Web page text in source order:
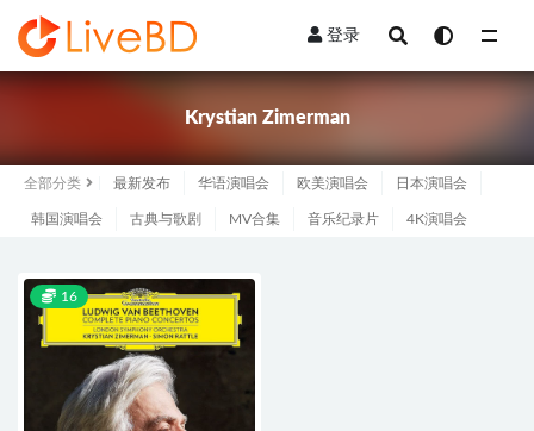
登录
Krystian Zimerman
全部分类 最新发布 华语演唱会 欧美演唱会 日本演唱会
韩国演唱会 古典与歌剧 MV合集 音乐纪录片 4K演唱会
16